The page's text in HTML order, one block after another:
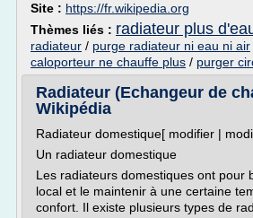
Site : https://fr.wikipedia.org
Thèmes liés : radiateur plus
radiateur / purge radiateur ni eau ni air
caloporteur ne chauffe plus / purger
Radiateur (Echangeur de
Wikipédia
Radiateur domestique[ modifier |
Un radiateur domestique
Les radiateurs domestiques ont pour
local et le maintenir à une certaine
confort. Il existe plusieurs types de